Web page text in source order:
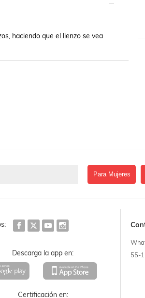
haciendo que el lienzo se vea
Para Mujeres
Descarga la app en:
Certificación en:
55-